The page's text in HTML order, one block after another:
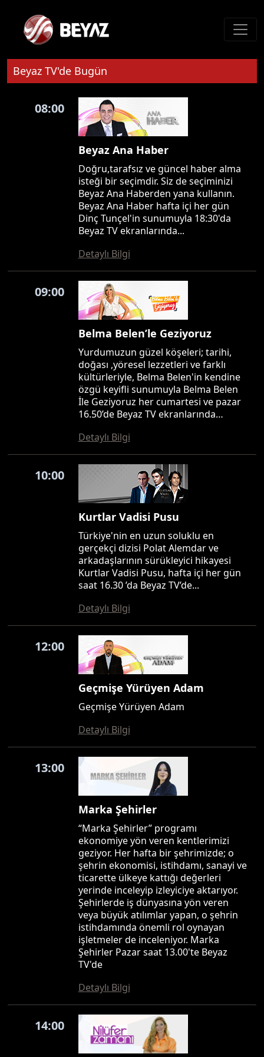
Beyaz TV'de Bugün
08:00
Beyaz Ana Haber
Doğru,tarafsız ve güncel haber alma
isteği bir seçimdir. Siz de seçiminizi
Beyaz Ana Haberden yana kullanın.
Beyaz Ana Haber hafta içi her gün
Dinç Tunçel'in sunumuyla 18:30'da
Beyaz TV ekranlarında...
Detaylı Bilgi
09:00
Belma Belen’le Geziyoruz
Yurdumuzun güzel köşeleri; tarihi,
doğası ,yöresel lezzetleri ve farklı
kültürleriyle, Belma Belen'in kendine
özgü keyifli sunumuyla Belma Belen
İle Geziyoruz her cumartesi ve pazar
16.50’de Beyaz TV ekranlarında…
Detaylı Bilgi
10:00
Kurtlar Vadisi Pusu
Türkiye'nin en uzun soluklu en
gerçekçi dizisi Polat Alemdar ve
arkadaşlarının sürükleyici hikayesi
Kurtlar Vadisi Pusu, hafta içi her gün
saat 16.30 ’da Beyaz TV’de...
Detaylı Bilgi
12:00
Geçmişe Yürüyen Adam
Geçmişe Yürüyen Adam
Detaylı Bilgi
13:00
Marka Şehirler
“Marka Şehirler” programı
ekonomiye yön veren kentlerimizi
geziyor. Her hafta bir şehrimizde; o
şehrin ekonomisi, istihdamı, sanayi ve
ticarette ülkeye kattığı değerleri
yerinde inceleyip izleyiciye aktarıyor.
Şehirlerde iş dünyasına yön veren
veya büyük atılımlar yapan, o şehrin
istihdamında önemli rol oynayan
işletmeler de inceleniyor. Marka
Şehirler Pazar saat 13.00'te Beyaz
TV'de
Detaylı Bilgi
14:00